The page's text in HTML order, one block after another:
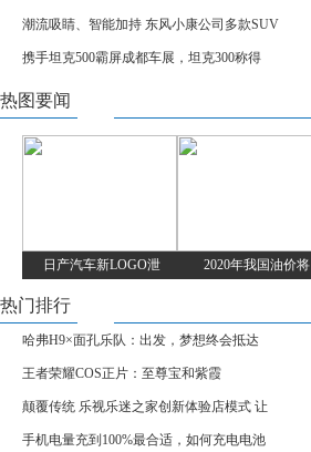
潮流吸睛、智能加持 东风小康公司多款SUV
携手坦克500霸屏成都车展，坦克300称得
热图要闻
日产汽车新LOGO泄 2020年我国油价将
热门排行
哈弗H9×面孔乐队：出发，梦想终会抵达
王者荣耀COS正片：至尊宝和紫霞
颠覆传统 乐视乐迷之家创新体验店模式 让
手机电量充到100%最合适，如何充电电池